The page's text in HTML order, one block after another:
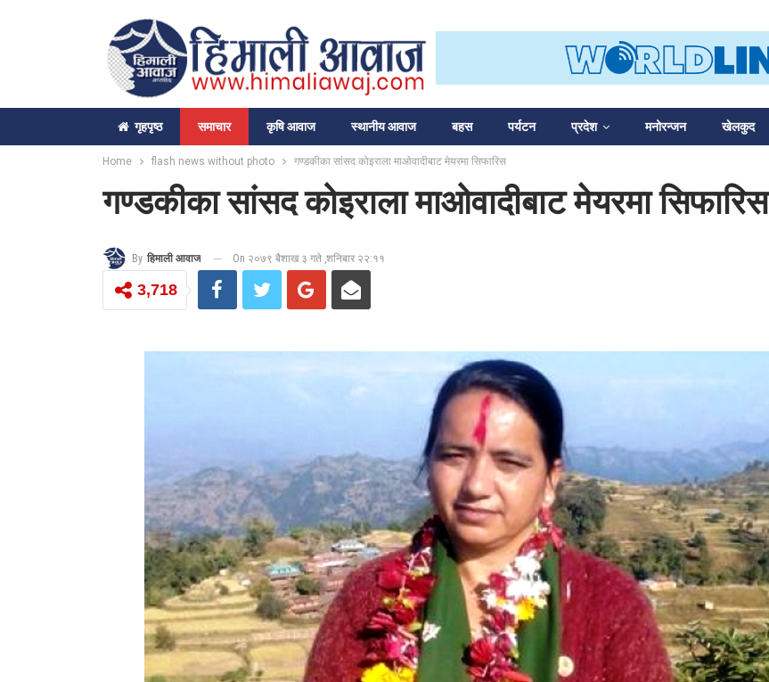
गृहपृष्‍ठ समाचार कृषि आवाज स्थानीय आवाज बहस पर्यटन प्रदेश मनोरन्जन खेलकुद
Home flash news without photo गण्डकीका सांसद कोइराला माओवादीबाट मेयरमा सिफारिस
गण्डकीका सांसद कोइराला माओवादीबाट मेयरमा सिफारिस
By हिमाली आवाज On २०७९ बैशाख ३ गते ,शनिबार २२:११
3,718